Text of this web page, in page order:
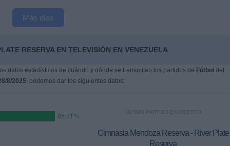
Más días
RESERVA EN TELEVISIÓN EN VENEZUELA
datos estadísticos de cuándo y dónde se transmiten los partidos de Fútbol del
8/2025, podemos dar los siguientes datos:
85,71%
ÚLTIMO PARTIDO EN ABIERTO
Gimnasia Mendoza Reserva - River Plate
Reserva